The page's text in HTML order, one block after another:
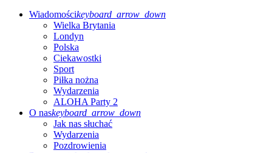
Wiadomościkeyboard_arrow_down
Wielka Brytania
Londyn
Polska
Ciekawostki
Sport
Piłka nożna
Wydarzenia
ALOHA Party 2
O naskeyboard_arrow_down
Jak nas słuchać
Wydarzenia
Pozdrowienia